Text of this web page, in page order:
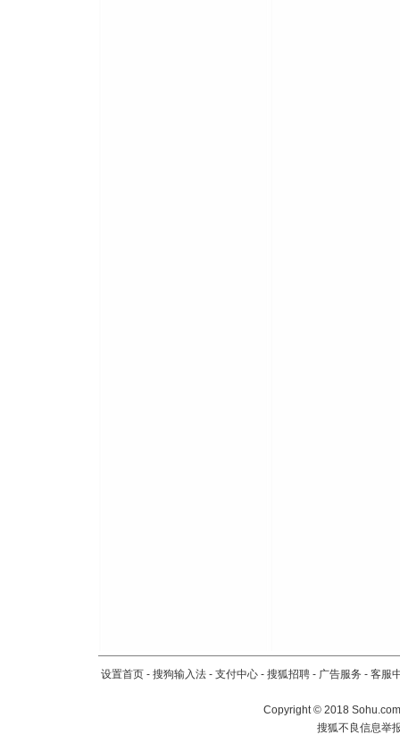
设置首页 - 搜狗输入法 - 支付中心 - 搜狐招聘 - 广告服务 - 客服
Copyright ©2018
搜狐不良信息举